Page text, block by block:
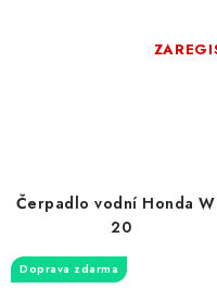
Čerpadlo vodní Honda
20
Doprava zdarma